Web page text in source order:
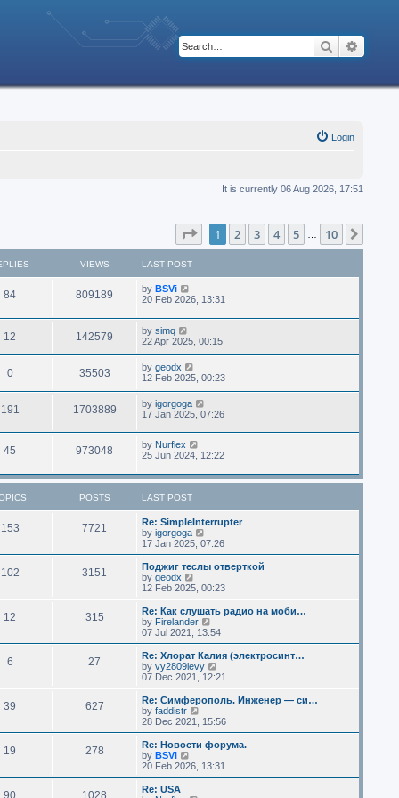
Search
Login
It is currently 06 Aug 2026, 17:51
Page of 10
1 2 3 4 5 10
VIEWS LAST POST
84 809189 by BSVi
20 Feb 2026, 13:31
12 142579 by simq
22 Apr 2025, 00:15
0 35503 by geodx
12 Feb 2025, 00:23
191 1703889 by igorgoga
17 Jan 2025, 07:26
45 973048 by Nurflex
25 Jun 2024, 12:22
POSTS LAST POST
153 7721
Re: SimpleInterrupter
by igorgoga
i
e
w
h
a
t
e
t
p
o
s
t
17 Jan 2025, 07:26
102 3151
Поджиг теслы отверткой
by geodx
i
e
w
t
h
a
t
e
t
p
o
s
t
12 Feb 2025, 00:23
12 315
Re: Как слушать радио на моби…
by Firelander
i
e
w
t
h
a
t
e
t
o
s
07 Jul 2021, 13:54
6 27
Re: Хлорат Калия (электросинт…
by vy2809levy
i
e
w
h
a
t
e
07 Dec 2021, 12:21
39 627
Re: Симферополь. Инженер — си…
by faddistr
e
w
h
28 Dec 2021, 15:56
19 278
Re: Новости форума.
by BSVi
i
e
20 Feb 2026, 13:31
90 1028
Re: USA